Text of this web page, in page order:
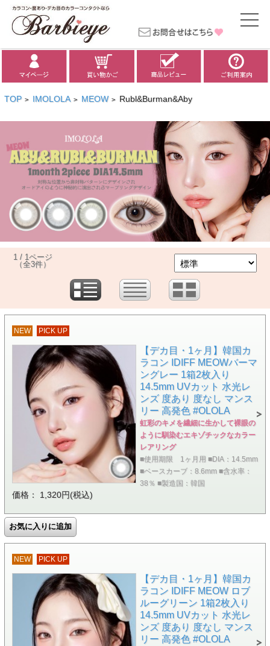
TOP > IMOLOLA > MEOW > Rubl&Burman&Aby
1 / 1ページ
（全3件）
NEW PICK UP
【デカ目・1ヶ月】韓国カ
ラコン IDIFF MEOWバーマ
ングレー 1箱2枚入り
14.5mm UVカット 水光レ
ンズ 度あり 度なし マンス
リー 高発色 #OLOLA
虹彩のキメを繊細に生かして裸眼の
ように馴染むエキゾチックなカラー
レアリング
■使用期限 1ヶ月用 ■DIA：14.5mm
■ベースカーブ：8.6mm ■含水率：
38％ ■製造国：韓国
価格： 1,320円(税込)
NEW PICK UP
【デカ目・1ヶ月】韓国カ
ラコン IDIFF MEOW ロブ
ルーグリーン 1箱2枚入り
14.5mm UVカット 水光レ
ンズ 度あり 度なし マンス
リー 高発色 #OLOLA